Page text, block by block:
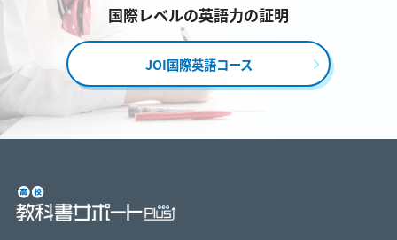
国際レベルの英語力の証明
JOI国際英語コース